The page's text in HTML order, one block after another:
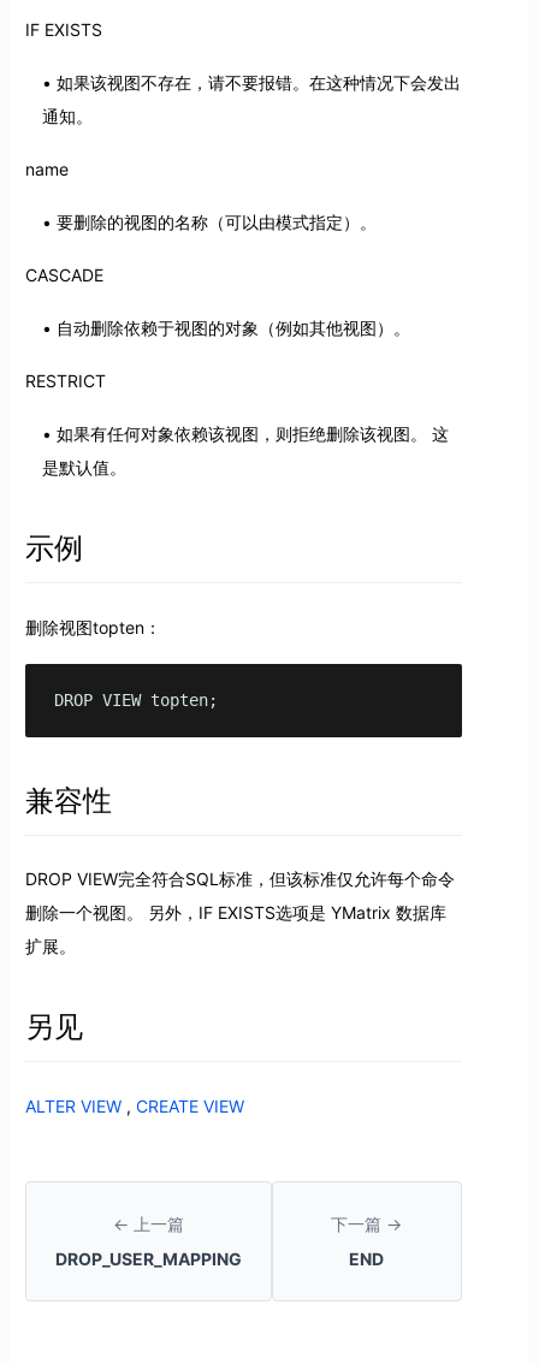
IF EXISTS
如果该视图不存在，请不要报错。在这种情况下会发出
通知。
name
要删除的视图的名称（可以由模式指定）。
CASCADE
自动删除依赖于视图的对象（例如其他视图）。
RESTRICT
如果有任何对象依赖该视图，则拒绝删除该视图。 这
是默认值。
示例
删除视图topten：
DROP VIEW topten;
兼容性
DROP VIEW完全符合SQL标准，但该标准仅允许每个命令
删除一个视图。 另外，IF EXISTS选项是 YMatrix 数据库
扩展。
另见
ALTER VIEW, CREATE VIEW
← 上一篇
DROP_USER_MAPPING
下一篇 →
END